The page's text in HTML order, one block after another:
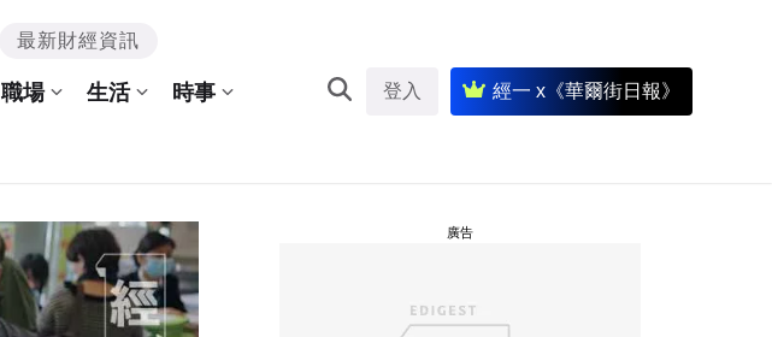
最新財經資訊
職場 生活 時事 登入 經一 x《華爾街日報》
廣告